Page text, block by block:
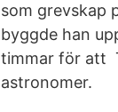
som grevskap
byggde han
timmar för att
astronomer.